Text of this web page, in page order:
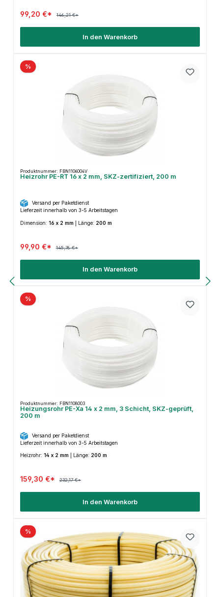
99,20 €* 146,21 €*
In den Warenkorb
%
Produktnummer: FBN1106004V
Heizrohr PE-RT 16 x 2 mm, SKZ-zertifiziert, 200 m
Versand per Paketdienst
Lieferzeit innerhalb von 3-5 Arbeitstagen
Dimension: 16 x 2 mm Länge: 200 m
99,90 €* 145,76 €*
In den Warenkorb
%
Produktnummer: FBN1108003
Heizungsrohr PE-Xa 14 x 2 mm, 3 Schicht, SKZ-geprüft,
200 m
Versand per Paketdienst
Lieferzeit innerhalb von 3-5 Arbeitstagen
Heizrohr: 14 x 2 mm Länge: 200 m
159,30 €* 232,17 €*
In den Warenkorb
%